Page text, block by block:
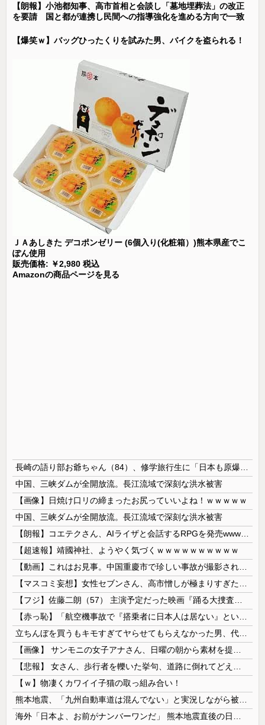
【朗報】小池都知事、高市首相と会談し「墓地埋葬法」の改正
を要請 国と都が連携し民間への指導強化を進める方向で一致
【爆笑ｗ】バッグひったくりを試みた男、バイクを盗られる！
ＪＡあしきた デコポンゼリー (6個入り(化粧箱）)熊本県産でこ
ぽん使用
販売価格: ￥2,980 税込
Amazonの商品ページを見る
中国、三峡ダムが全開放流。長江流域で深刻な洪水被害
【画像】日焼け口リの締まったお尻っていいよね！ｗｗｗｗｗ
中国、三峡ダムが全開放流。長江流域で深刻な洪水被害
【超速報】靖國神社、ようやく気づくｗｗｗｗｗｗｗｗｗｗ
【ｗ】物凄くカワイイ子猫の取っ組み合い！